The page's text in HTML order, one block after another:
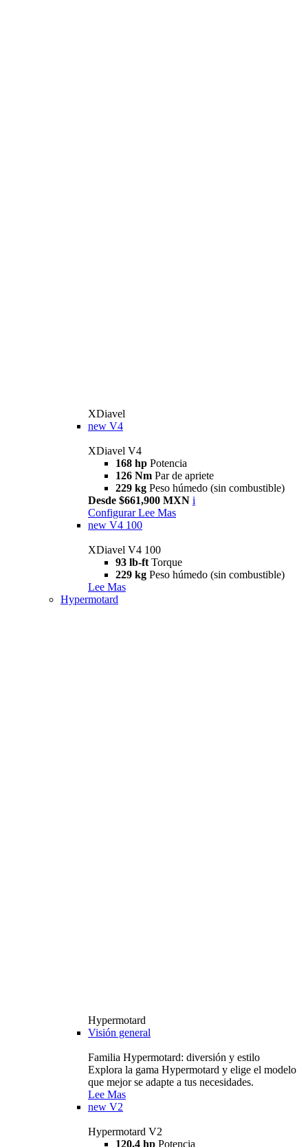
XDiavel
new V4
XDiavel V4
168 hp Potencia
126 Nm Par de apriete
229 kg Peso húmedo (sin combustible)
Desde $661,900 MXN i
Configurar Lee Mas
new V4 100
XDiavel V4 100
93 lb-ft Torque
229 kg Peso húmedo (sin combustible)
Lee Mas
Hypermotard
Hypermotard
Visión general
Familia Hypermotard: diversión y estilo
Explora la gama Hypermotard y elige el modelo
que mejor se adapte a tus necesidades.
Lee Mas
new V2
Hypermotard V2
120,4 hp Potencia